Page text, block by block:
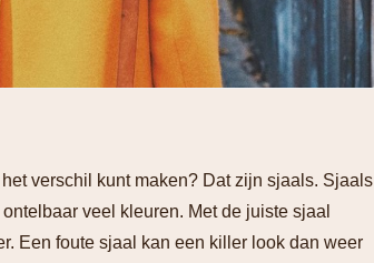
verschil kunt maken? Dat zijn sjaals. Sjaals
veel kleuren. Met de juiste sjaal
Een foute sjaal kan een killer look dan weer